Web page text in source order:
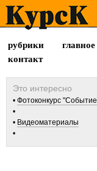
рубрики главное
контакт
Фотоконкурс
Видеоматериалы